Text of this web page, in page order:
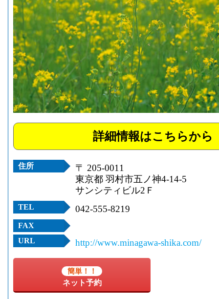
詳細情報はこちらから
住所
〒 205-0011
東京都 羽村市五ノ神4-14-5
サンシティビル2Ｆ
TEL 042-555-8219
FAX
URL
http://www.minagawa-shika.com/
簡単！！
ネット予約